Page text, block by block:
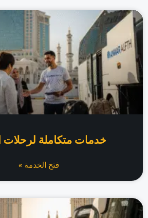
خدمات متكاملة لرحلات
فتح الخدمة »